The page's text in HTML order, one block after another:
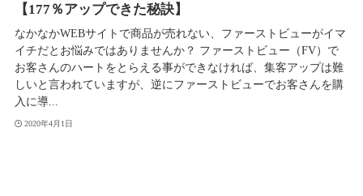
【177％アップできた秘訣】
なかなかWEBサイトで商品が売れない、ファーストビューがイマ
イチだとお悩みではありませんか？ ファーストビュー（FV）で
お客さんのハートをとらえる事ができなければ、集客アップは難
しいと言われていますが、逆にファーストビューでお客さんを購
入に導...
2020年4月1日